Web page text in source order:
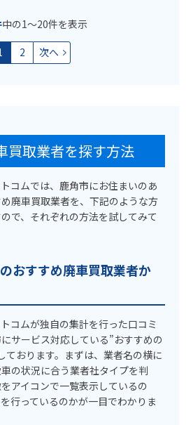
中の1〜20件を表示
2 次へ
買取業者を探す方法
コムでは、鹿角市にお住まいのあ
廃車買取業者を、下記のような方
で、それぞれの方法を試してみて
おすすめ廃車買取業者か
コムが独自の集計を行った口コミ
サービス対応している”おすすめの
ております。まずは、業者名の横に
の状況に合う業者社タイプを判
アイコンで一覧表示しているの
行っているのかが一目でわかりま